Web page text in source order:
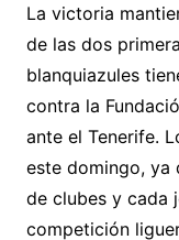
La victoria
de las dos
blanquiazules
contra la
ante el Tenerife.
este domingo, ya
de clubes y cada
competición